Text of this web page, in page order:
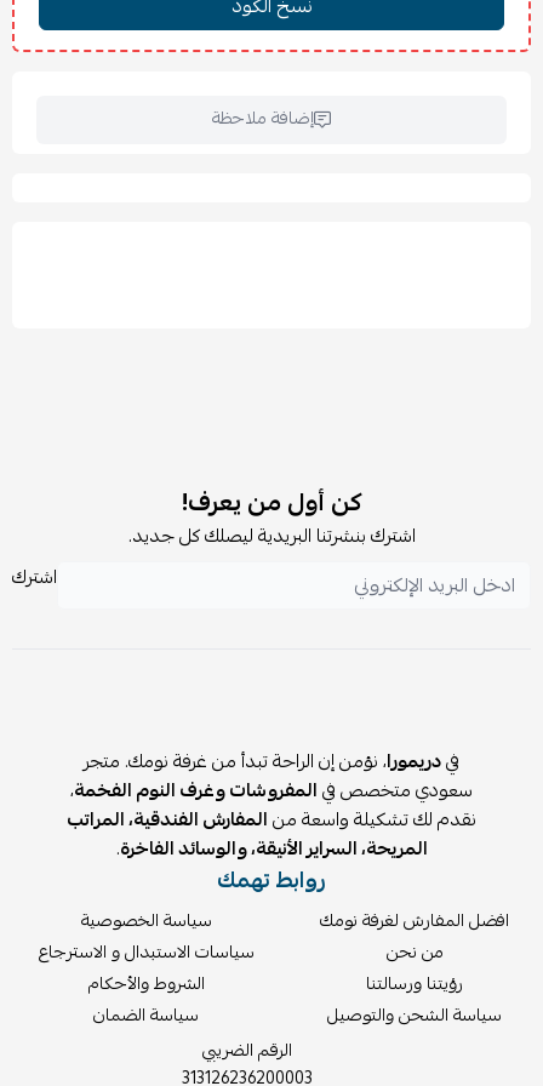
أرجل متينة تضيف ثباتًا ولمسة عصرية
مناسب لغرف المعيشة والاستقبال
تنظيف البقع فورًا للحفاظ على جودة القماش
الاستخدامات:
غرف المعيشة
صالات الاستقبال
إضافة ملاحظة
كن أول من يعرف!
اشترك بنشرتنا البريدية ليصلك كل جديد.
اشترك
فيدريمورا، نؤمن إن الراحة تبدأ من غرفة نومك. متجر
سعودي متخصص فيالمفروشات وغرف النوم الفخمة،
نقدم لك تشكيلة واسعة منالمفارش الفندقية، المراتب
المريحة، السراير الأنيقة، والوسائد الفاخرة.
روابط تهمك
افضل المفارش لغرفة نومك
من نحن
رؤيتنا ورسالتنا
سياسة الشحن والتوصيل
سياسة الخصوصية
سياسات الاستبدال و الاسترجاع
الشروط والأحكام
سياسة الضمان
الرقم الضريبي
313126236200003